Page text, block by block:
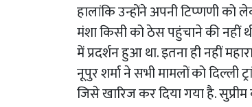
हालांकि उन्होंने अपनी टिप्णणी को
मंशा किसी को ठेस पहुंचाने की नहीं
में प्रदर्शन हुआ था. इतना ही नहीं
नूपुर शर्मा ने सभी मामलों को दिल्ली
जिसे खारिज कर दिया गया है.